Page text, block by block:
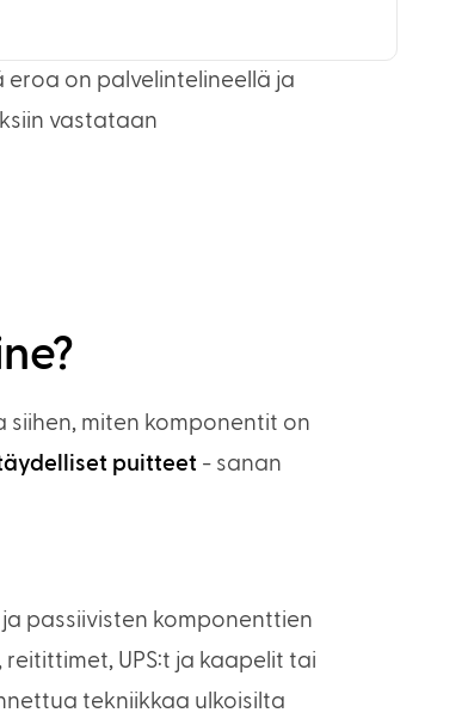
eroa on palvelintelineellä ja
vastataan
miten komponentit on
puitteet - sanan
passiivisten komponenttien
UPS:t ja kaapelit tai
tekniikkaa ulkoisilta